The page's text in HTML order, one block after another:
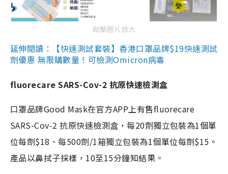
點擊圖片放大
延伸閱讀：【快速測試套裝】香港口罩品牌$19快速測試
劑優惠 無限購數量！可檢測Omicron病毒
fluorecare SARS-Cov-2 抗原快速檢測盒
口罩品牌Good Mask在官方APP上有售fluorecare
SARS-Cov-2 抗原快速檢測盒，每20劑獨立包裝為1個單
位每劑$18、每500劑/1箱獨立包裝為1個單位每劑$15。
產品以鼻拭子採樣，10至15分鐘知結果。